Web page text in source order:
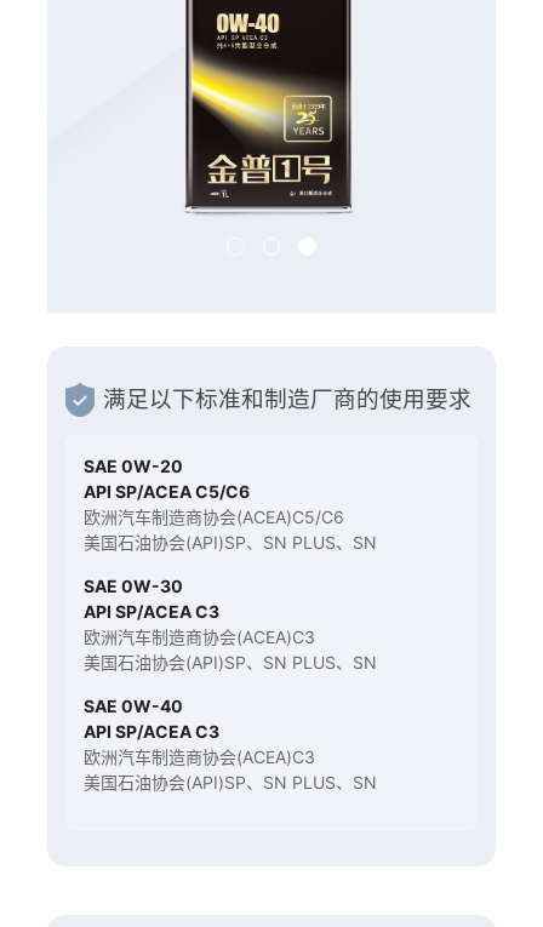
满足以下标准和制造厂商的使用要求
SAE 0W-20
API SP/ACEA C5/C6
欧洲汽车制造商协会(ACEA)C5/C6
美国石油协会(API)SP、SN PLUS、SN
SAE 0W-30
API SP/ACEA C3
欧洲汽车制造商协会(ACEA)C3
美国石油协会(API)SP、SN PLUS、SN
SAE 0W-40
API SP/ACEA C3
欧洲汽车制造商协会(ACEA)C3
美国石油协会(API)SP、SN PLUS、SN